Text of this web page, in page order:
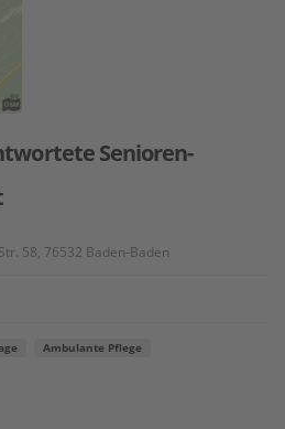
Senioren-
58, 76532 Baden-Baden
Ambulante Pflege